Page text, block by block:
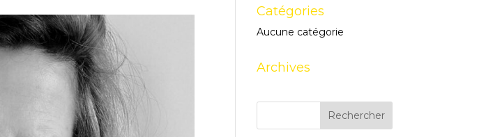
Catégories
Aucune catégorie
Archives